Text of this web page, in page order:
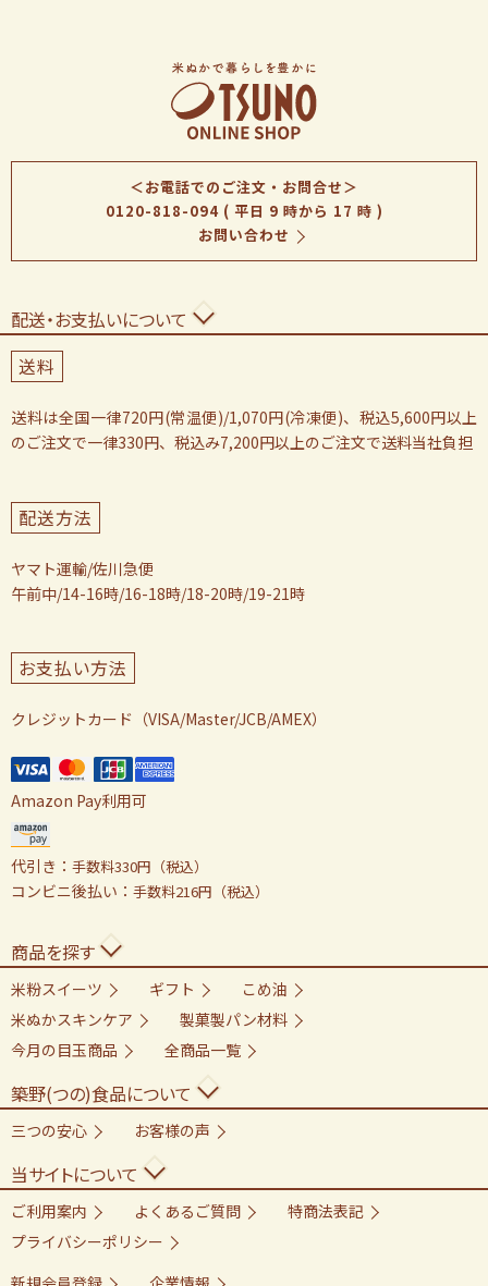
＜お電話でのご注文・お問合せ＞
0120-818-094( 平日 9 時から 17 時 )
お問い合わせ
配送・お支払いについて
送料
送料は全国一律720円(常温便)/1,070円(冷凍便)、税込5,600円以上
のご注文で一律330円、税込み7,200円以上のご注文で送料当社負担
配送方法
ヤマト運輸/佐川急便
午前中/14-16時/16-18時/18-20時/19-21時
お支払い方法
クレジットカード（VISA/Master/JCB/AMEX）
Amazon Pay利用可
代引き： 手数料330円（税込）
コンビニ後払い： 手数料216円（税込）
商品を探す
米粉スイーツ ギフト
こめ油
米ぬかスキンケア
製菓製パン材料
今月の目玉商品
全商品一覧
築野(つの)食品について
三つの安心 お客様の声
当サイトについて
ご利用案内 よくあるご質問
特商法表記
プライバシーポリシー